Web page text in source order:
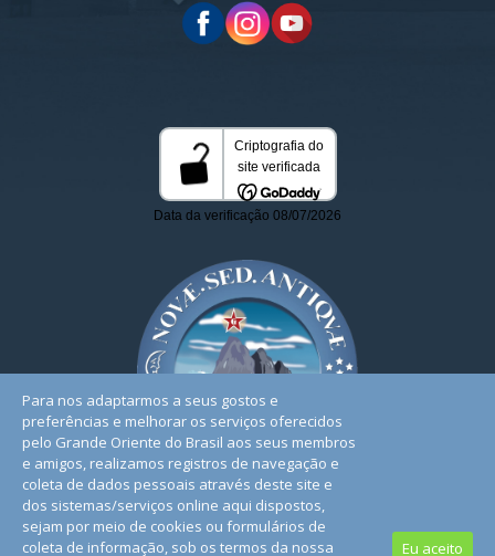
Para nos adaptarmos a seus gostos e
preferências e melhorar os serviços oferecidos
pelo Grande Oriente do Brasil aos seus membros
e amigos, realizamos registros de navegação e
coleta de dados pessoais através deste site e
dos sistemas/serviços online aqui dispostos,
sejam por meio de cookies ou formulários de
coleta de informação, sob os termos da nossa
Eu aceito